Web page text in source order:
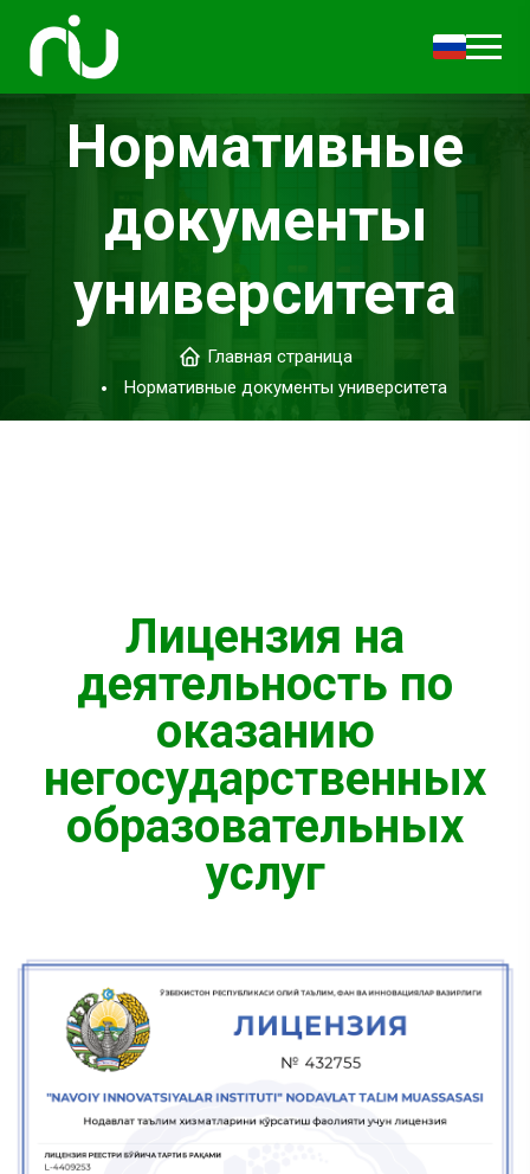
Нормативные
документы
университета
Главная страница
Нормативные документы университета
Лицензия на
деятельность по
оказанию
негосударственных
образовательных
услуг